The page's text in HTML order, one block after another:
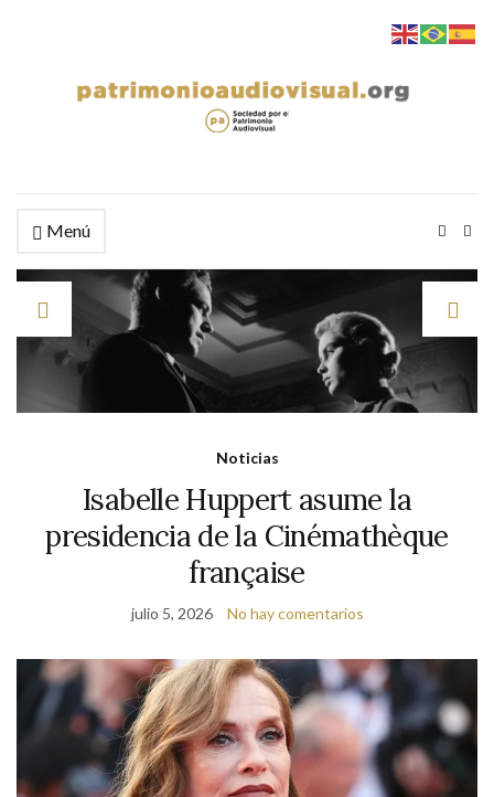
Menú
Noticias
Isabelle Huppert asume la
presidencia de la Cinémathèque
française
julio 5, 2026 No hay comentarios